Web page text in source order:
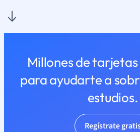
Millones de
para ayudarte a
estudios.
Regístrate